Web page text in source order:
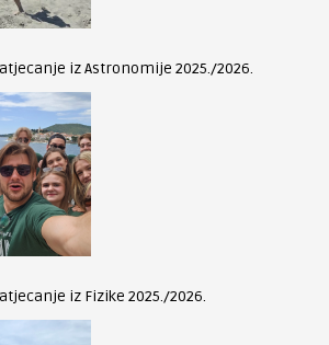
iz Astronomije 2025./2026.
iz Fizike 2025./2026.